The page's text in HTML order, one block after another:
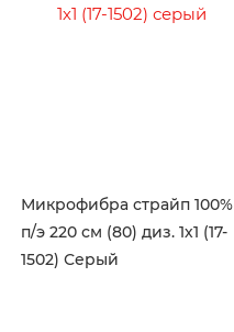
Микрофибра страйп 100%
п/э 220 см (80) диз. 1х1 (17-
1502) Серый